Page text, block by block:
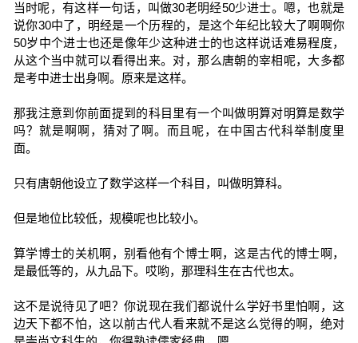
当时呢，有这样一句话，叫做30老明经50少进士。嗯，也就是
说你30中了，明经是一个历程的，是这个年纪比较大了啊啊你
50岁中个进士也还是像年少这种进士的也这样说话难易程度，
从这个当中就可以看得出来。对，那么唐朝的宰相呢，大多都
是考中进士出身啊。原来是这样。
那我注意到你前面提到的科目里有一个叫做明算对明算是数学
吗？就是啊啊，猜对了啊。而且呢，在中国古代科举制度里
面。
只有唐朝他设立了数学这样一个科目，叫做明算科。
但是地位比较低，规模呢也比较小。
算学博士的关机啊，别看他有个博士啊，这是古代的博士啊，
是最低等的，从九品下。哎哟，那理科生在古代也太。
这不是说待见了吧？你说现在我们都说什么学好书里怕啊，这
边天下都不怕，这以前古代人看来就不是这么觉得的啊，绝对